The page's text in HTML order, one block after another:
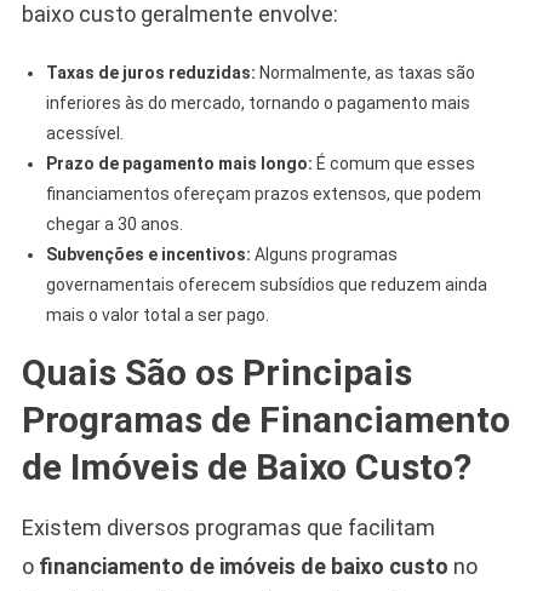
baixo custo geralmente envolve:
Taxas de juros reduzidas: Normalmente, as taxas são
inferiores às do mercado, tornando o pagamento mais
acessível.
Prazo de pagamento mais longo: É comum que esses
financiamentos ofereçam prazos extensos, que podem
chegar a 30 anos.
Subvenções e incentivos: Alguns programas
governamentais oferecem subsídios que reduzem ainda
mais o valor total a ser pago.
Quais São os Principais
Programas de Financiamento
de Imóveis de Baixo Custo?
Existem diversos programas que facilitam
o financiamento de imóveis de baixo custo no